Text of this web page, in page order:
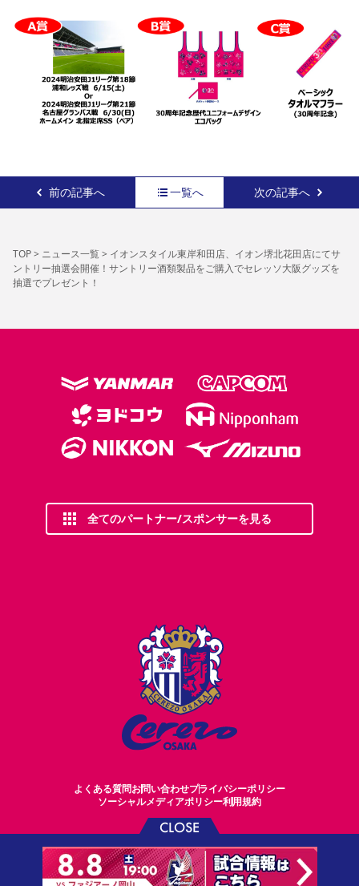
CLOSE
前の記事へ 一覧へ 次の記事へ
TOP> ニュース一覧> イオンスタイル東岸和田店、イオン堺北花田店にてサ
ントリー抽選会開催！サントリー酒類製品をご購入でセレッソ大阪グッズを
抽選でプレゼント！
全てのパートナー/スポンサーを見る
よくある質問お問い合わせプライバシーポリシー
ソーシャルメディアポリシー利用規約
©CEREZO OSAKA CO.,LTD.